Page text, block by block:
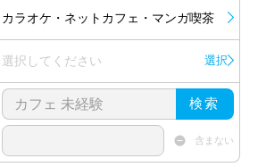
カラオケ・ネットカフェ・マンガ喫茶
選択してください 選択
検索
含まない